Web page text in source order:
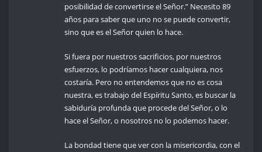
posibilidad de convertirse el Señor.” Necesito 89
años para saber que uno no se puede convertir,
sino que es el Señor quien lo hace.
Si fuera por nuestros sacrificios, por nuestros
esfuerzos, lo podríamos hacer cualquiera, nos
costaría. Pero no entendemos que no es cosa
nuestra, es trabajo del Espíritu Santo, es buscar la
sabiduría profunda que procede del Señor, o lo
hace el Señor, o nosotros no lo podemos hacer.
La bondad tiene que ver con la misericordia, con el